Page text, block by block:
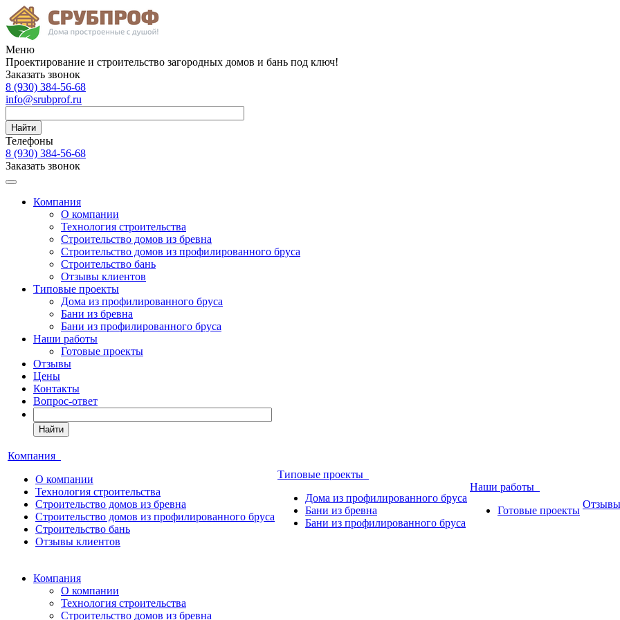
Меню
Проектирование и строительство загородных домов и бань под ключ!
Заказать звонок
8 (930) 384-56-68
info@srubprof.ru
Найти
Телефоны
8 (930) 384-56-68
Заказать звонок
Компания
О компании
Технология строительства
Строительство домов из бревна
Строительство домов из профилированного бруса
Строительство бань
Отзывы клиентов
Типовые проекты
Дома из профилированного бруса
Бани из бревна
Бани из профилированного бруса
Наши работы
Готовые проекты
Отзывы
Цены
Контакты
Вопрос-ответ
Найти
Компания
О компании
Технология строительства
Строительство домов из бревна
Строительство домов из профилированного бруса
Строительство бань
Отзывы клиентов
Типовые проекты
Дома из профилированного бруса
Бани из бревна
Бани из профилированного бруса
Наши работы
Готовые проекты
Отзывы
Компания
О компании
Технология строительства
Строительство домов из бревна